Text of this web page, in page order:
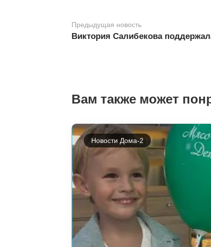
Предыдущая новость
Виктория Салибекова
Вам также может
Новости Дома-2